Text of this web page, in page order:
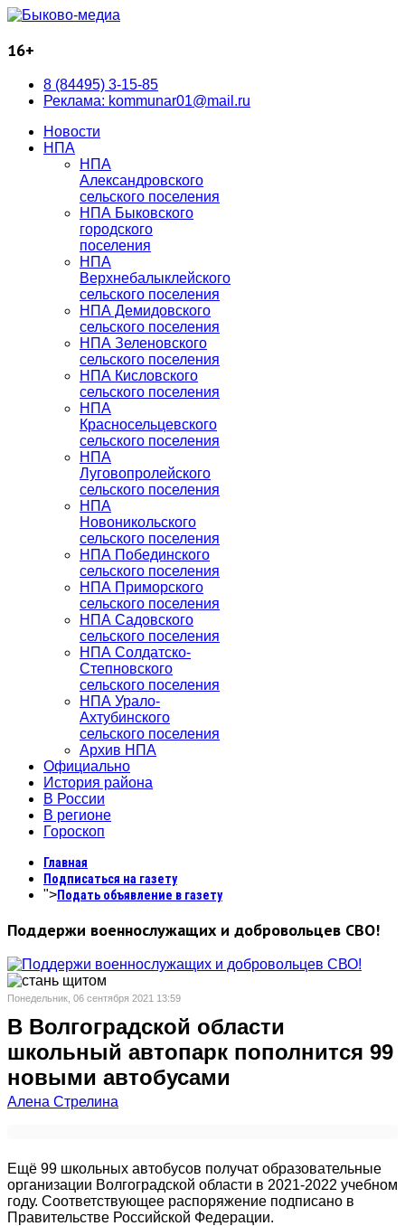
16+
8 (84495) 3-15-85
Реклама: kommunar01@mail.ru
Новости
НПА
НПА
Александровского
сельского поселения
НПА Быковского
городского
поселения
НПА
Верхнебалыклейского
сельского поселения
НПА Демидовского
сельского поселения
НПА Зеленовского
сельского поселения
НПА Кисловского
сельского поселения
НПА
Красносельцевского
сельского поселения
НПА
Луговопролейского
сельского поселения
НПА
Новоникольского
сельского поселения
НПА Побединского
сельского поселения
НПА Приморского
сельского поселения
НПА Садовского
сельского поселения
НПА Солдатско-
Степновского
сельского поселения
НПА Урало-
Ахтубинского
сельского поселения
Архив НПА
Официально
История района
В России
В регионе
Гороскоп
Главная
Подписаться на газету
">Подать объявление в газету
Поддержи военнослужащих и добровольцев СВО!
Понедельник, 06 сентября 2021 13:59
В Волгоградской области
школьный автопарк пополнится 99
новыми автобусами
Алена Стрелина
Ещё 99 школьных автобусов получат образовательные
организации Волгоградской области в 2021-2022 учебном
году. Соответствующее распоряжение подписано в
Правительстве Российской Федерации.